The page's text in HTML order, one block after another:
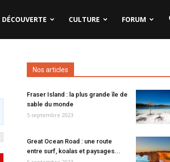
DÉCOUVERTE CULTURE FORUM
Nos articles
Fraser Island : la plus grande île de
sable du monde
5 septembre 2023
Great Ocean Road : une route
entre surf, koalas et paysages...